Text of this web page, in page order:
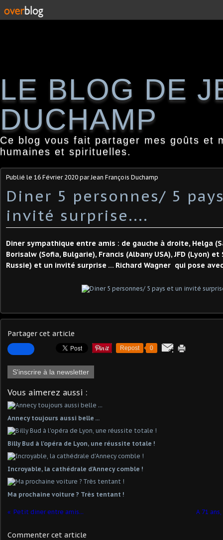
LE BLOG DE
DUCHAMP
Ce blog vous fait partager mes goûts et
humaines et spirituelles.
Publié le 16 Février 2020 par Jean François Duchamp
Diner 5 personnes/ 5
invité surprise....
Diner sympathique entre amis : de gauche à droite, Helga
Borisalw (Sofia, Bulgarie), Francis (Albany USA), JFD (Lyon)
Russie) et un invité surprise ... Richard Wagner qui pose
Partager cet article
Repost 0
S'inscrire à la newsletter
Vous aimerez aussi :
Annecy toujours aussi belle ...
Billy Bud à l'opéra de Lyon, une réussite totale !
Incroyable, la cathédrale d'Annecy comble !
Ma prochaine voiture ? Très tentant !
Petit diner entre amis... A 71
Commenter cet article